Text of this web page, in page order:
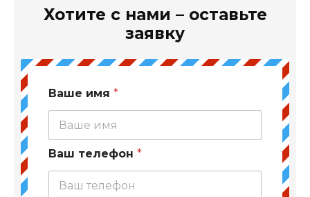
Хотите с нами – оставьте
заявку
Ваше имя *
Ваш телефон *